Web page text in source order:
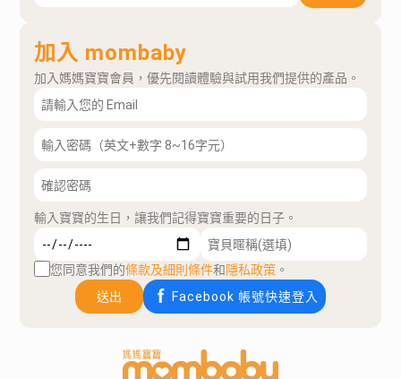
加入 mombaby
加入媽媽寶寶會員，優先閱讀體驗與試用我們提供的產品。
輸入寶寶的生日，讓我們記得寶寶重要的日子。
您同意我們的條款及細則條件和隱私政策 。
送出
Facebook 帳號快速登入